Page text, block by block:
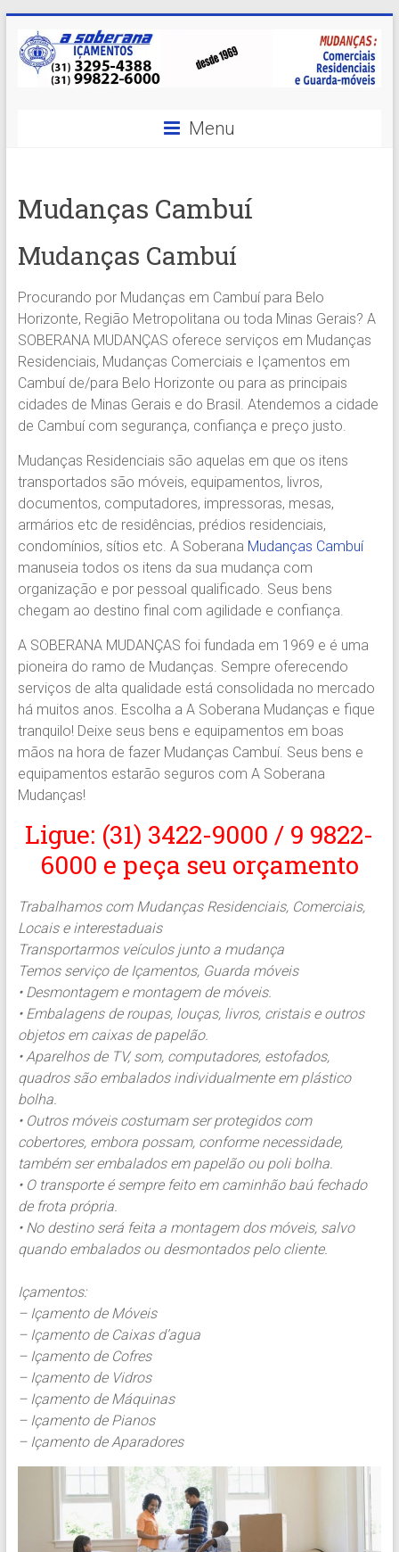
content
A
MELHOR
em
Içamentos
em
BH
e
Região.
Segurança,
Confiança.
Içamento.
Içamento
BH
é
com
A
Soberana
Içamentos.
Menu
Mudanças Cambuí
Mudanças Cambuí
Procurando por Mudanças em Cambuí para Belo
Horizonte, Região Metropolitana ou toda Minas Gerais? A
SOBERANA MUDANÇAS oferece serviços em Mudanças
Residenciais, Mudanças Comerciais e Içamentos em
Cambuí de/para Belo Horizonte ou para as principais
cidades de Minas Gerais e do Brasil. Atendemos a cidade
de Cambuí com segurança, confiança e preço justo.
Mudanças Residenciais são aquelas em que os itens
transportados são móveis, equipamentos, livros,
documentos, computadores, impressoras, mesas,
armários etc de residências, prédios residenciais,
condomínios, sítios etc. A Soberana Mudanças Cambuí
manuseia todos os itens da sua mudança com
organização e por pessoal qualificado. Seus bens
chegam ao destino final com agilidade e confiança.
A SOBERANA MUDANÇAS foi fundada em 1969 e é uma
pioneira do ramo de Mudanças. Sempre oferecendo
serviços de alta qualidade está consolidada no mercado
há muitos anos. Escolha a A Soberana Mudanças e fique
tranquilo! Deixe seus bens e equipamentos em boas
mãos na hora de fazer Mudanças Cambuí. Seus bens e
equipamentos estarão seguros com A Soberana
Mudanças!
Ligue: (31) 3422-9000 / 9 9822-
6000 e peça seu orçamento
Trabalhamos com Mudanças Residenciais, Comerciais,
Locais e interestaduais
Transportarmos veículos junto a mudança
Temos serviço de Içamentos, Guarda móveis
• Desmontagem e montagem de móveis.
• Embalagens de roupas, louças, livros, cristais e outros
objetos em caixas de papelão.
• Aparelhos de TV, som, computadores, estofados,
quadros são embalados individualmente em plástico
bolha.
• Outros móveis costumam ser protegidos com
cobertores, embora possam, conforme necessidade,
também ser embalados em papelão ou poli bolha.
• O transporte é sempre feito em caminhão baú fechado
de frota própria.
• No destino será feita a montagem dos móveis, salvo
quando embalados ou desmontados pelo cliente.
Içamentos:
– Içamento de Móveis
– Içamento de Caixas d’agua
– Içamento de Cofres
– Içamento de Vidros
– Içamento de Máquinas
– Içamento de Pianos
– Içamento de Aparadores